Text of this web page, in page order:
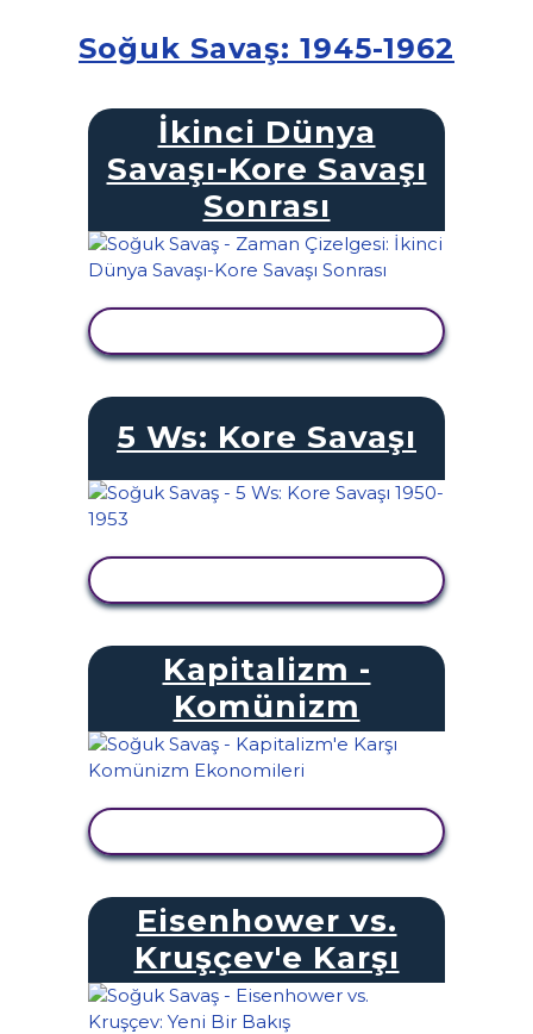
Soğuk Savaş: 1945-1962
İkinci Dünya
Savaşı-Kore Savaşı
Sonrası
5 Ws: Kore Savaşı
Kapitalizm -
Komünizm
Eisenhower vs.
Kruşçev'e Karşı